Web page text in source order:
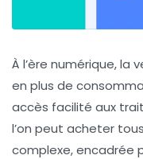
À l’ère numérique, la
en plus de
accès facilité aux
l’on peut acheter
complexe, encadrée